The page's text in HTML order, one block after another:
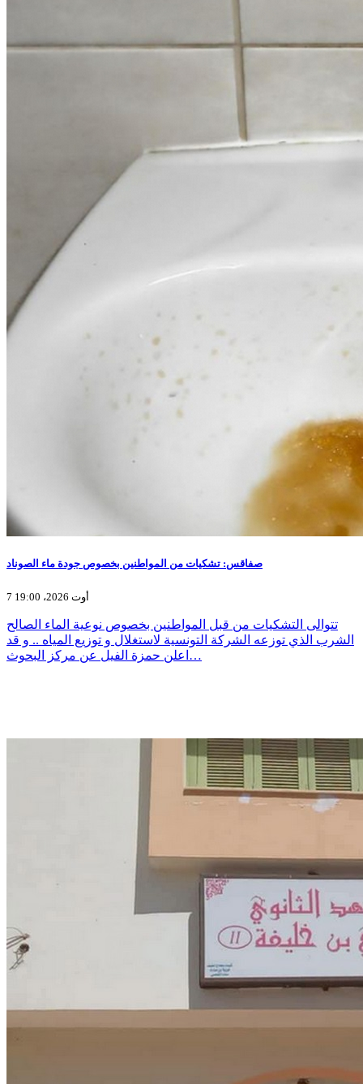
صفاقس: تشكيات من المواطنين بخصوص جودة ماء الصوناد
7 أوت 2026، 19:00
تتوالى التشكيات من قبل المواطنين بخصوص نوعية الماء الصالح
الشرب الذي توزعه الشركة التونسية لاستغلال و توزيع المياه .. و قد
اعلن حمزة الفيل عن مركز البحوث…